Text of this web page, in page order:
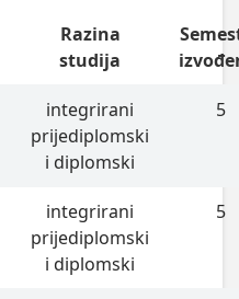
Razina
studija
integrirani
prijediplomski
i diplomski
5
integrirani
prijediplomski
i diplomski
5